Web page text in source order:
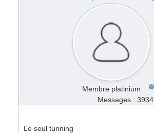
Membre platinium
Messages : 3934
Le seul tunning